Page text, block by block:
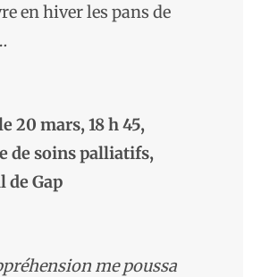
en hiver les pans de
20 mars, 18 h 45,
de soins palliatifs,
de Gap
me poussa